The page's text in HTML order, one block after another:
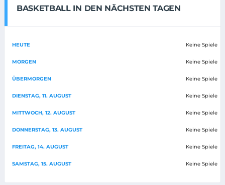
BASKETBALL IN DEN NÄCHSTEN TAGEN
HEUTE Keine Spiele
MORGEN Keine Spiele
ÜBERMORGEN Keine Spiele
DIENSTAG, 11. AUGUST Keine Spiele
MITTWOCH, 12. AUGUST Keine Spiele
DONNERSTAG, 13. AUGUST Keine Spiele
FREITAG, 14. AUGUST Keine Spiele
SAMSTAG, 15. AUGUST Keine Spiele